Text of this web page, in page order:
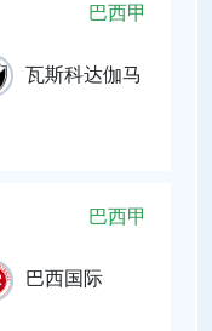
巴西甲
瓦斯科达伽马
巴西甲
巴西国际